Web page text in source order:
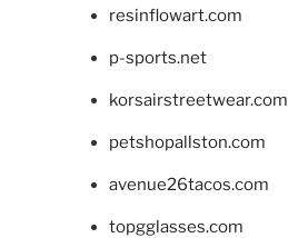
resinflowart.com
p-sports.net
korsairstreetwear.com
petshopallston.com
avenue26tacos.com
topgglasses.com